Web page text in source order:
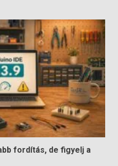
fordítás, de figyelj a